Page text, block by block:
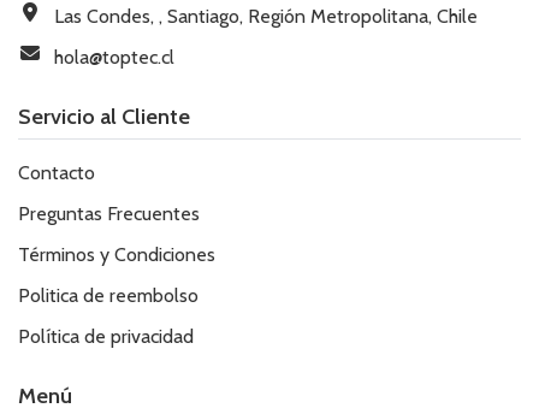
Las Condes, , Santiago, Región Metropolitana, Chile
hola@toptec.cl
Servicio al Cliente
Contacto
Preguntas Frecuentes
Términos y Condiciones
Politica de reembolso
Política de privacidad
Menú